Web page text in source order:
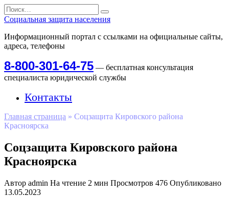
Перейти
к
содержанию
Search
for:
Социальная защита населения
Информационный портал с ссылками на официальные сайты,
адреса, телефоны
8-800-301-64-75 — бесплатная консультация
специалиста юридической службы
Контакты
Главная страница » Соцзащита Кировского района
Красноярска
Соцзащита Кировского района
Красноярска
Автор admin На чтение 2 мин Просмотров 476 Опубликовано
13.05.2023